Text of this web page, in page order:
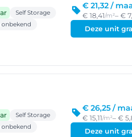
Self Storage
onbekend
€ 21,32 /
€ 18,41/m²– €
Deze unit
Self Storage
onbekend
€ 26,25 /
€ 15,11/m²– €
Deze unit